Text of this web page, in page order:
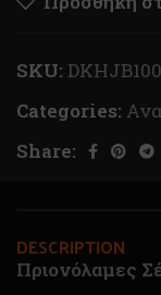
SKU:
Categories:
Share:
DESCRIPTION
Πριονόλαμες